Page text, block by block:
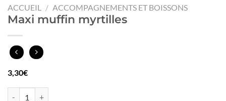
ACCUEIL / ACCOMPAGNEMENTS ET BOISSONS
Maxi muffin myrtilles
3,30€